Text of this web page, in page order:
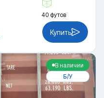
40 футов
Купить
В наличии
Б/У